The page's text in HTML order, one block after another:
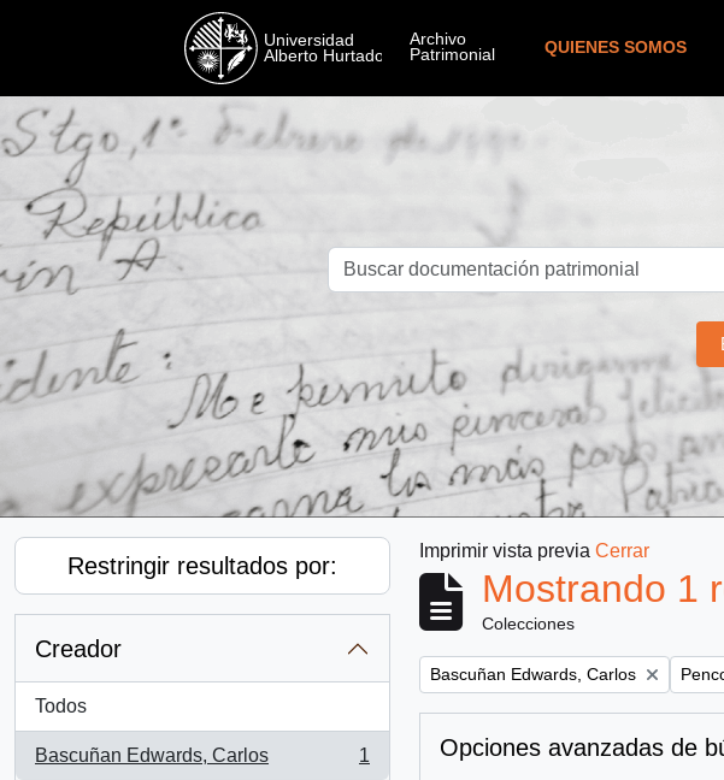
QUIENES SOMOS
Restringir resultados por:
Creador
Todos
Bascuñan Edwards, Carlos
, 1 resultados
1
Imprimir vista previa Cerrar
Mostrando 1
Colecciones
Remove filter:
Bascuñan Edwards, Carlos
Opciones avanzadas de